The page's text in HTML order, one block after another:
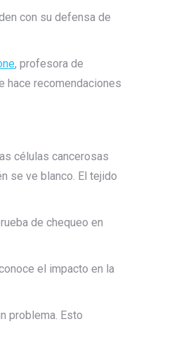
con su defensa de
, profesora de
hace recomendaciones
células cancerosas
se ve blanco. El tejido
de chequeo en
el impacto en la
problema. Esto